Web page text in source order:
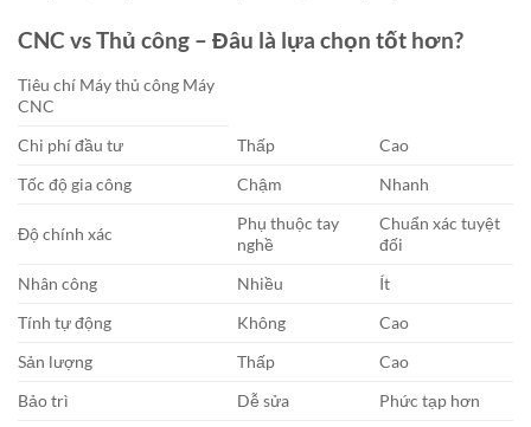
CNC vs Thủ công – Đâu là lựa chọn tốt hơn?
Tiêu chí Máy thủ công Máy
CNC
Chi phí đầu tư
Thấp
Cao
Tốc độ gia công
Chậm Nhanh
Độ chính xác
Phụ thuộc tay
nghề
Chuẩn xác tuyệt
đối
Nhân công
Nhiều
Ít
Tính tự động
Không
Cao
Sản lượng
Thấp
Cao
Bảo trì
Dễ sửa Phức tạp hơn